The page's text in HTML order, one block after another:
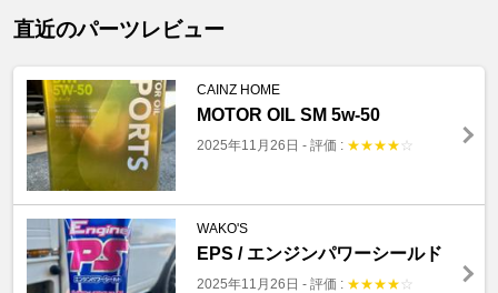
直近のパーツレビュー
CAINZ HOME
MOTOR OIL SM 5w-50
2025年11月26日 - 評価 : ★★★★ ☆
WAKO'S
EPS / エンジンパワーシールド
2025年11月26日 - 評価 : ★★★★ ☆